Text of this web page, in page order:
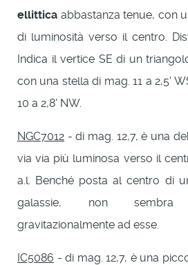
ellittica abbastanza tenue, con
di luminosità verso il centro.
Indica il vertice SE di un
con una stella di mag. 11 a 2,5'
10 a 2,8' NW.
NGC7012 - di mag. 12,7, è una
via via più luminosa verso il
a.l. Benché posta al centro di
galassie, non sembra
gravitazionalmente ad esse.
IC5086 - di mag. 12,7, è una